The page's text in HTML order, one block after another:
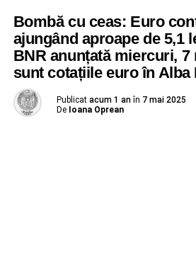
Bombă cu ceas: Euro
ajungând aproape de 5,1
BNR anunțată miercuri, 7
sunt cotațiile euro în Alba
Publicat acum 1 an în 7 mai 2025
De Ioana Oprean